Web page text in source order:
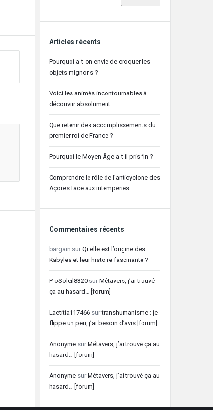
Articles récents
Pourquoi a-t-on envie de croquer les
objets mignons ?
Voici les animés incontournables à
découvrir absolument
Que retenir des accomplissements du
premier roi de France ?
Pourquoi le Moyen Âge a-t-il pris fin ?
Comprendre le rôle de l’anticyclone des
Açores face aux intempéries
Commentaires récents
bargain sur Quelle est l’origine des
Kabyles et leur histoire fascinante ?
ProSoleil8320 sur Métavers, j’ai trouvé
ça au hasard… [forum]
Laetitia117466 surtranshumanisme : je
flippe un peu, j’ai besoin d’avis [forum]
Anonyme sur Métavers, j’ai trouvé ça au
hasard… [forum]
Anonyme sur Métavers, j’ai trouvé ça au
hasard… [forum]